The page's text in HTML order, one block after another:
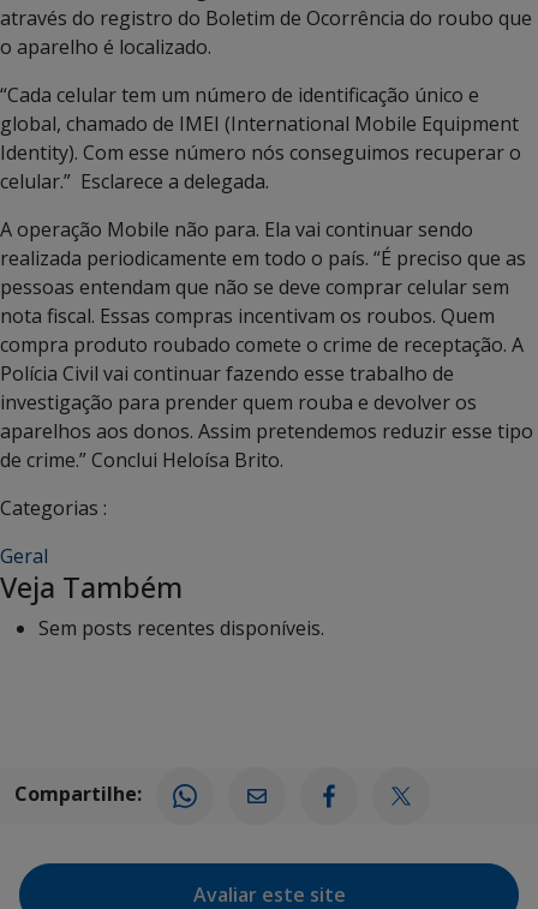
através do registro do Boletim de Ocorrência do roubo que
o aparelho é localizado.
“Cada celular tem um número de identificação único e
global, chamado de IMEI (International Mobile Equipment
Identity). Com esse número nós conseguimos recuperar o
celular.” Esclarece a delegada.
A operação Mobile não para. Ela vai continuar sendo
realizada periodicamente em todo o país. “É preciso que as
pessoas entendam que não se deve comprar celular sem
nota fiscal. Essas compras incentivam os roubos. Quem
compra produto roubado comete o crime de receptação. A
Polícia Civil vai continuar fazendo esse trabalho de
investigação para prender quem rouba e devolver os
aparelhos aos donos. Assim pretendemos reduzir esse tipo
de crime.” Conclui Heloísa Brito.
Categorias :
Geral
Veja Também
Sem posts recentes disponíveis.
Compartilhe:
Avaliar este site